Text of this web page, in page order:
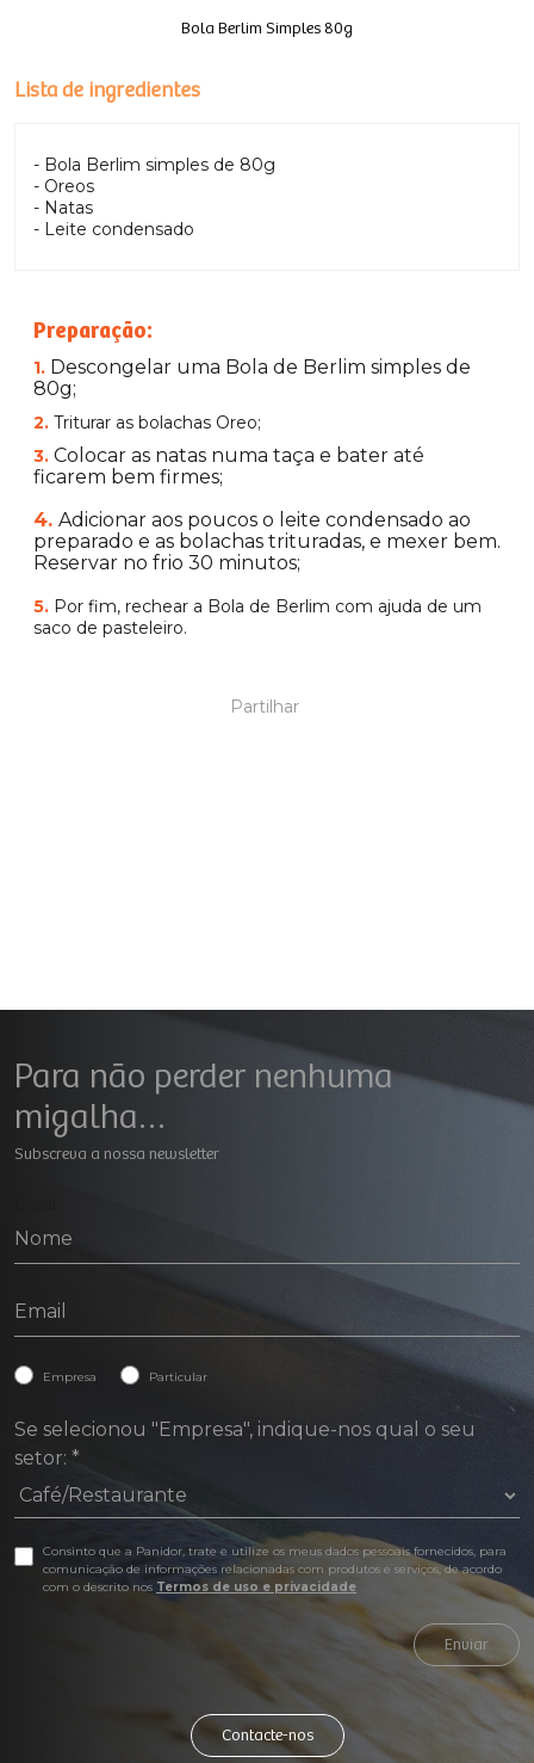
Bola Berlim Simples 80g
Lista de ingredientes
- Bola Berlim simples de 80g
- Oreos
- Natas
- Leite condensado
Preparação:
1. Descongelar uma Bola de Berlim simples de
80g;
2. Triturar as bolachas Oreo;
3. Colocar as natas numa taça e bater até
ficarem bem firmes;
4. Adicionar aos poucos o leite condensado ao
preparado e as bolachas trituradas, e mexer bem.
Reservar no frio 30 minutos;
5. Por fim, rechear a Bola de Berlim com ajuda de um
saco de pasteleiro.
Partilhar
Para não perder nenhuma
migalha…
Subscreva a nossa newsletter
Empresa Particular
Se selecionou "Empresa", indique-nos qual o seu
setor: *
Consinto que a Panidor, trate e utilize os meus dados pessoais fornecidos, para
comunicação de informações relacionadas com produtos e serviços, de acordo
com o descrito nos Termos de uso e privacidade
Enviar
Contacte-nos